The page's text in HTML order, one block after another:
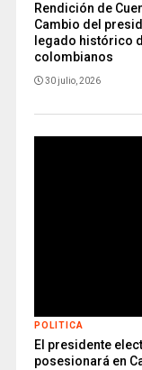
Rendición de
Cambio del
legado histórico
colombianos
30 julio, 2026
POLITICA
El presidente
posesionará en